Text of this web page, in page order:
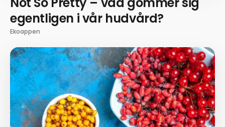
egentligen i vår hudvård?
Ekoappen